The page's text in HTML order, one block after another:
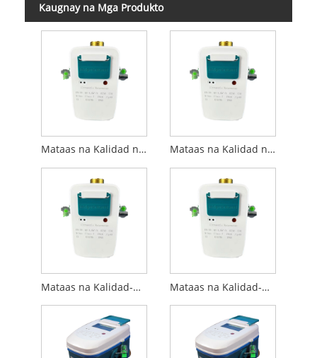
Kaugnay na Mga Produkto
Mataas na Kalidad ng DN15-Ultrasonic Water Meter na may RS485 Modbus (m-bus) Mataas na Kalidad ng DN20-Ultrasonic Water Meter na may RS485 Modbus (m-bus)
Mataas na Kalidad-DN32-Ultrasonic Water Meter na may RS485 Modbus (m-bus) Mataas na Kalidad-DN40-Ultrasonic Water Meter na may RS485 Modbus (m-bus)